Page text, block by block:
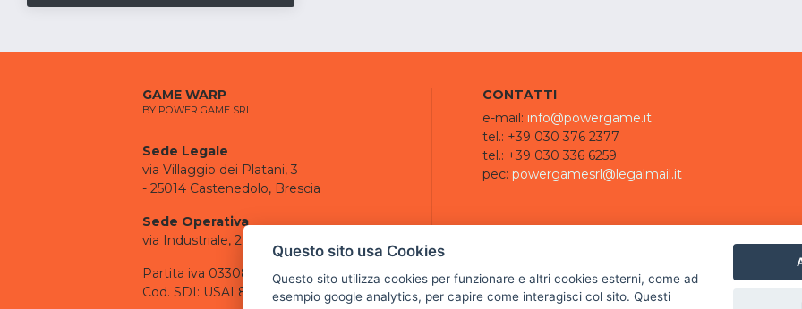
GAME WARP
BY POWER GAME SRL
Sede Legale
via Villaggio dei Platani, 3
- 25014 Castenedolo, Brescia
Sede Operativa
via Industriale, 2 - 25082 Botticino, BS
Partita iva 03308130982
Cod. SDI: USAL8PV
CONTATTI
e-mail: info@powergame.it
tel.: +39 030 376 2377
tel.: +39 030 336 6259
pec: powergamesrl@legalmail.it
Questo sito usa Cookies
Questo sito utilizza cookies per funzionare e altri cookies esterni, come ad
esempio google analytics, per capire come interagisci col sito. Questi